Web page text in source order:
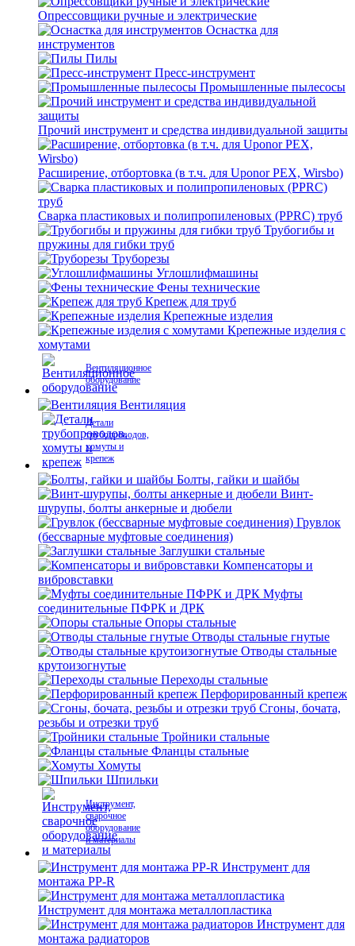
Опрессовщики ручные и электрические
Оснастка для
инструментов
Пилы
Пресс-инструмент
Промышленные пылесосы
Прочий инструмент и средства индивидуальной защиты
Расширение, отбортовка (в т.ч. для Uponor PEX, Wirsbo)
Сварка пластиковых и полипропиленовых (PPRC) труб
Трубогибы и
пружины для гибки труб
Труборезы
Углошлифмашины
Фены технические
Крепеж для труб
Крепежные изделия
Крепежные изделия с
хомутами
Вентиляционное
оборудование
Вентиляция
Детали
трубопроводов,
хомуты и
крепеж
Болты, гайки и шайбы
Винт-
шурупы, болты анкерные и дюбели
Грувлок
(бессварные муфтовые соединения)
Заглушки стальные
Компенсаторы и
вибровставки
Муфты
соединительные ПФРК и ДРК
Опоры стальные
Отводы стальные гнутые
Отводы стальные
крутоизогнутые
Переходы стальные
Перфорированный крепеж
Сгоны, бочата,
резьбы и отрезки труб
Тройники стальные
Фланцы стальные
Хомуты
Шпильки
Инструмент,
сварочное
оборудование
и материалы
Инструмент для
монтажа PP-R
Инструмент для монтажа металлопластика
Инструмент для
монтажа радиаторов